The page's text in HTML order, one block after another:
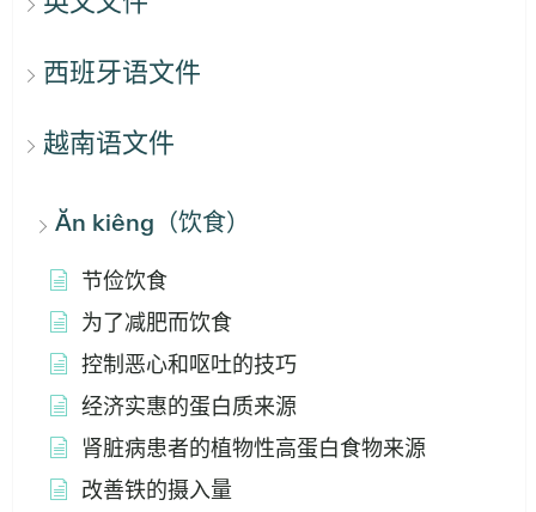
西班牙语文件
越南语文件
Ăn kiêng（饮食）
节俭饮食
为了减肥而饮食
控制恶心和呕吐的技巧
经济实惠的蛋白质来源
肾脏病患者的植物性高蛋白食物来源
改善铁的摄入量